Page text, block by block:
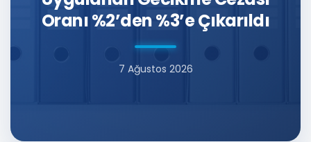
Oranı %2’den %3’e Çıkarıldı
7 Ağustos 2026